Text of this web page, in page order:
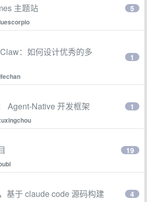
主题站 5
：如何设计优秀的多
1
Agent-Native 开发框架 1
19
基于 claude code 源码构建 4